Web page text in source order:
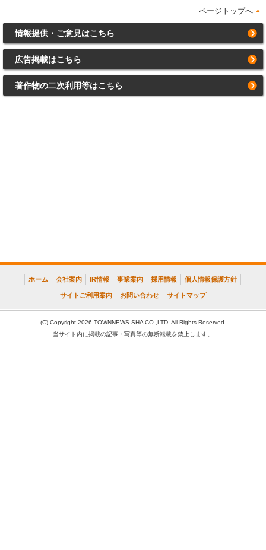
ページトップへ
情報提供・ご意見はこちら
広告掲載はこちら
著作物の二次利用等はこちら
ホーム 会社案内 IR情報 事業案内 採用情報 個人情報保護方針
サイトご利用案内 お問い合わせ サイトマップ
(C) Copyright 2026 TOWNNEWS-SHA CO.,LTD. All Rights Reserved.
当サイト内に掲載の記事・写真等の無断転載を禁止します。